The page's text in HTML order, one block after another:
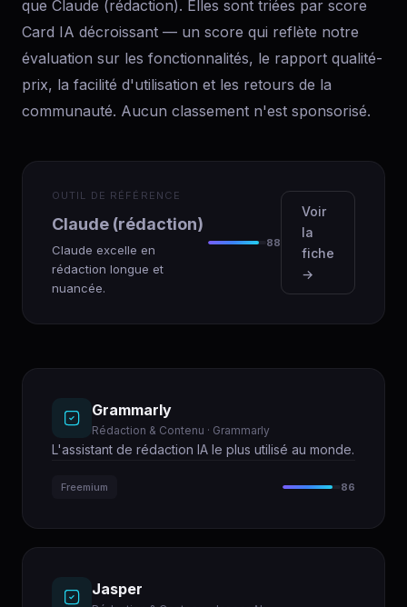
que Claude (rédaction). Elles sont triées par score
Card IA décroissant — un score qui reflète notre
évaluation sur les fonctionnalités, le rapport qualité-
prix, la facilité d'utilisation et les retours de la
communauté. Aucun classement n'est sponsorisé.
OUTIL DE RÉFÉRENCE
Claude (rédaction)
Claude excelle en
rédaction longue et
nuancée.
88
Voir
la
fiche
→
Grammarly
Rédaction & Contenu · Grammarly
L'assistant de rédaction IA le plus utilisé au monde.
Freemium 86
Jasper